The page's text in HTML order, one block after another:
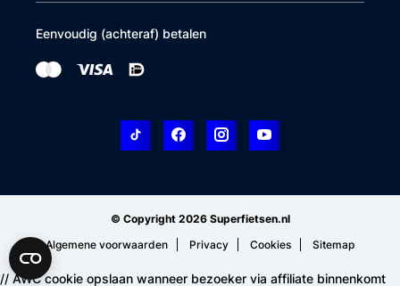
Eenvoudig (achteraf) betalen
© Copyright 2026 Superfietsen.nl
Algemene voorwaarden
Privacy Cookies Sitemap
// AWC cookie opslaan wanneer bezoeker via affiliate binnenkomt